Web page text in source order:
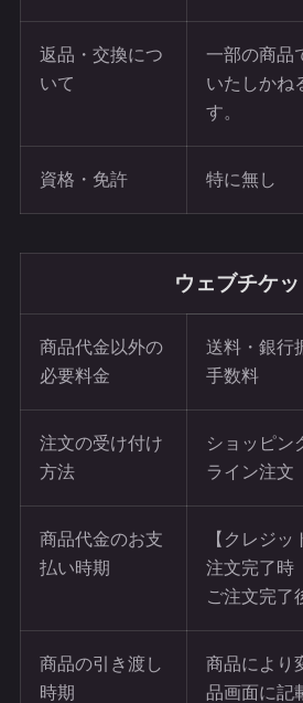
返品・交換につ
いて
一部の商品
いたしかね
す。
資格・免許 特に無し
ウェブチケッ
商品代金以外の
必要料金
送料・銀行
手数料
注文の受け付け
方法
ショッピン
ライン注文
商品代金のお支
払い時期
【クレジ
注文完了時
ご注文完了
商品の引き渡し
時期
商品により
品画面に記